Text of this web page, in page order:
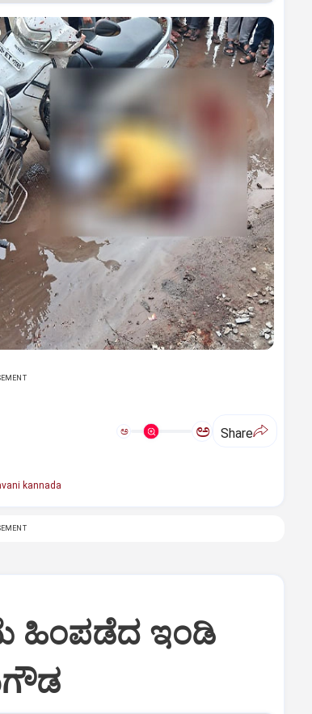
ಅ ಅ Share
kannada
ಹಿಂಪಡೆದ ಇಂಡಿ